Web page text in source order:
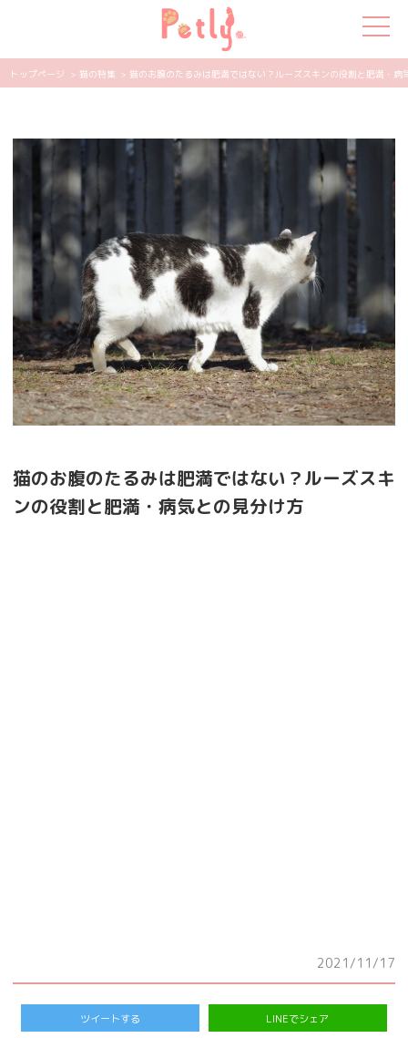
猫の特集
飼い主さんの悩み
ペットの気持ち
知って得する
エンタメ
トップページ > 猫の特集 > 猫のお腹のたるみは肥満ではない？ルーズスキンの役割と肥満・病
猫のお腹のたるみは肥満ではない？ルーズスキ
ンの役割と肥満・病気との見分け方
2021/11/17
ツイートする LINEでシェア